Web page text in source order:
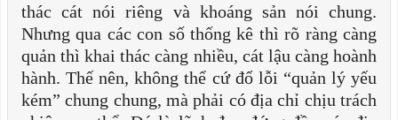
thác cát nói riêng và khoáng sản nói chung.
Nhưng qua các con số thống kê thì rõ ràng càng
quản thì khai thác càng nhiều, cát lậu càng hoành
hành. Thế nên, không thể cứ đổ lỗi “quản lý yếu
kém” chung chung, mà phải có địa chỉ chịu trách